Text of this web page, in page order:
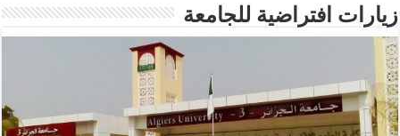
زيارات افتراضية للجامعة